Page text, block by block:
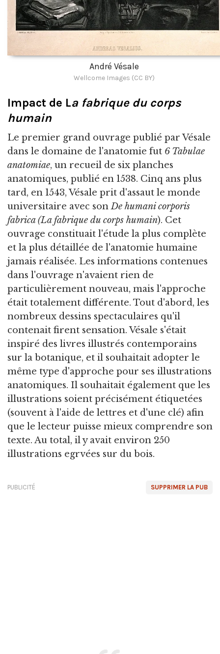
André Vésale
Wellcome Images (CC BY)
Impact de La fabrique du corps
humain
Le premier grand ouvrage publié par Vésale
dans le domaine de l'anatomie fut 6 Tabulae
anatomiae, un recueil de six planches
anatomiques, publié en 1538. Cinq ans plus
tard, en 1543, Vésale prit d'assaut le monde
universitaire avec sonDe humani corporis
fabrica(La fabrique du corps humain). Cet
ouvrage constituait l'étude la plus complète
et la plus détaillée de l'anatomie humaine
jamais réalisée. Les informations contenues
dans l'ouvrage n'avaient rien de
particulièrement nouveau, mais l'approche
était totalement différente. Tout d'abord, les
nombreux dessins spectaculaires qu'il
contenait firent sensation. Vésale s'était
inspiré des livres illustrés contemporains
sur la botanique, et il souhaitait adopter le
même type d'approche pour ses illustrations
anatomiques. Il souhaitait également que les
illustrations soient précisément étiquetées
(souvent à l'aide de lettres et d'une clé) afin
que le lecteur puisse mieux comprendre son
texte. Au total, il y avait environ 250
illustrations egrvées sur du bois.
SUPPRIMER LA PUB
PUBLICITÉ